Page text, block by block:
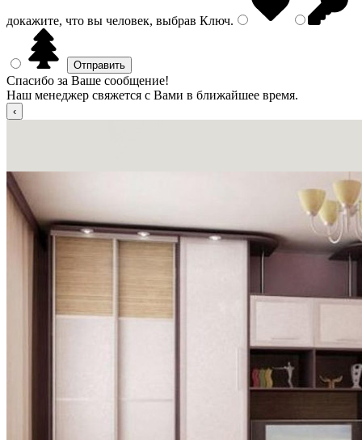
докажите, что вы человек, выбрав Ключ.
Спасибо за Ваше сообщение!
Наш менеджер свяжется с Вами в ближайшее время.